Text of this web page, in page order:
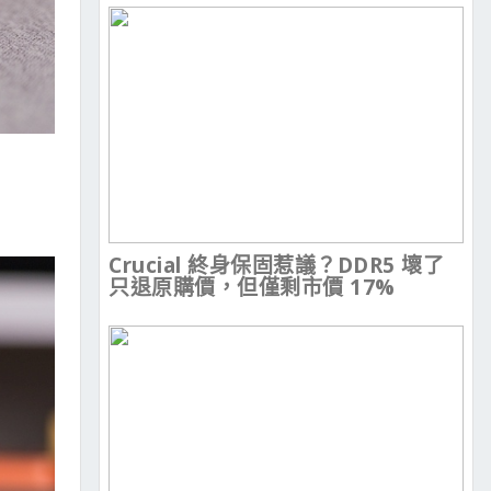
Crucial 終身保固惹議？DDR5 壞了
只退原購價，但僅剩市價 17%